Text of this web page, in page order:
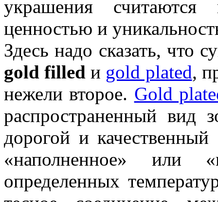
украшения
ценностью и
Здесь надо сказать, что
gold filled и gold plated,
нежели второе. Gold
распространенный вид
дорогой и
«наполненное» или
определенных